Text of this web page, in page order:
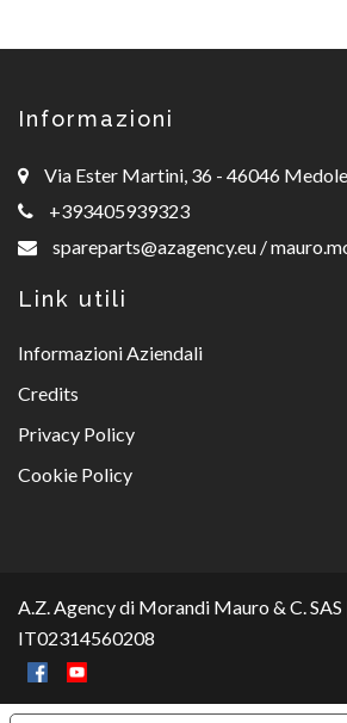
Informazioni
Via Ester Martini, 36 - 46046
+393405939323
spareparts@azagency.eu /
Link utili
Informazioni Aziendali
Credits
Privacy Policy
Cookie Policy
A.Z. Agency di Morandi Mauro & C. SAS
IT02314560208